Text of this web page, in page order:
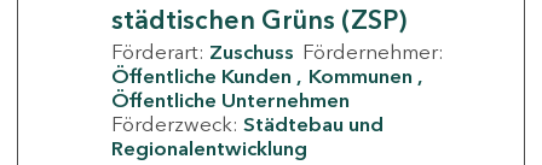
städtischen Grüns (ZSP)
Förderart: Zuschuss Fördernehmer:
Öffentliche Kunden
Kommunen
Öffentliche Unternehmen
Förderzweck: Städtebau und
Regionalentwicklung